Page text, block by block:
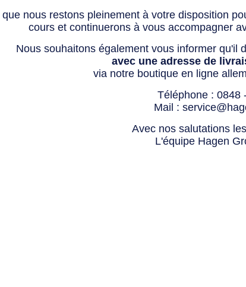
nous restons pleinement à votre disposition
cours et continuerons à vous accompagner
Nous souhaitons également vous informer qu'il
avec une adresse de
via notre boutique en ligne
Téléphone : 0848
Mail :
Avec nos salutations
L'équipe Hagen